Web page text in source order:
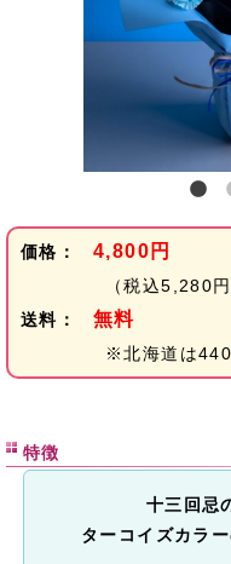
価格： 4,800円
（税込5,280円
送料：
無料
※北海道は440
特徴
十三回忌
ターコイズカラ